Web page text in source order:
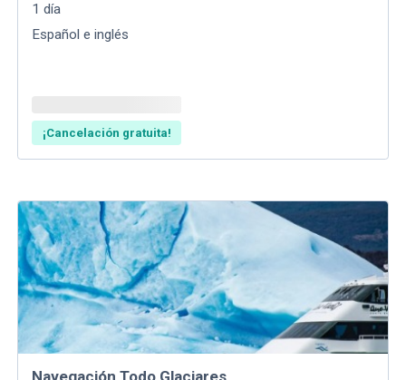
1 día
Español e inglés
¡Cancelación gratuita!
Navegación Todo Glaciares